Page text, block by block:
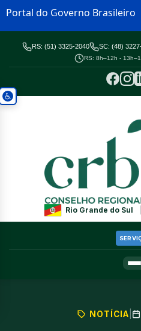
Portal do Governo Brasileiro
RS: (51) 3325-2040 SC: (48)
RS: 8h–12h -
Rio Grande do Sul
NOTÍCIA